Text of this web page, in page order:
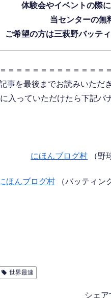
体験会やイベントの際
当センターの無
ご希望の方は三萩野バッテ
＝＝＝＝＝＝＝＝＝＝＝
事を最後までお読みいただ
入っていただけたら下記バ
にほんブログ村 （野
ほんブログ村 （バッティン
世界最速
シェ